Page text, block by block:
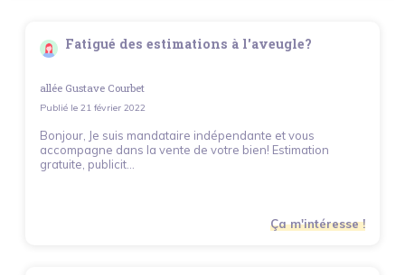
Fatigué des estimations à l'aveugle?
allée Gustave Courbet
Publié le 21 février 2022
Bonjour, Je suis mandataire indépendante et vous
accompagne dans la vente de votre bien! Estimation
gratuite, publicit...
Ça m'intéresse !